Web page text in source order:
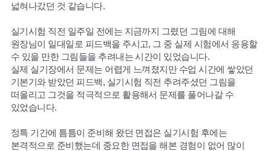
넓혀나갔던 것 같습니다.
실기시험 직전 일주일 전에는 지금까지 그렸던 그림에 대해
원장님이 일대일로 피드백을 주시고, 그 중 실제 시험에서 응용할
수 있을 만한 그림들을 추려내는 시간이 있었습니다.
실제 실기장에서 문제는 어렵게 느껴졌지만 수업 시간에 쌓았던
기본기와 받았던 피드백, 실기시험 직전 추려주셨던 그림을
떠올리고 그것을 적극적으로 활용해서 문제를 풀어나갈 수
있었습니다.
정특 기간에 틈틈이 준비해 왔던 면접은 실기시험 후에는
본격적으로 준비했는데 중요한 면접을 해본 경험이 없어 많이